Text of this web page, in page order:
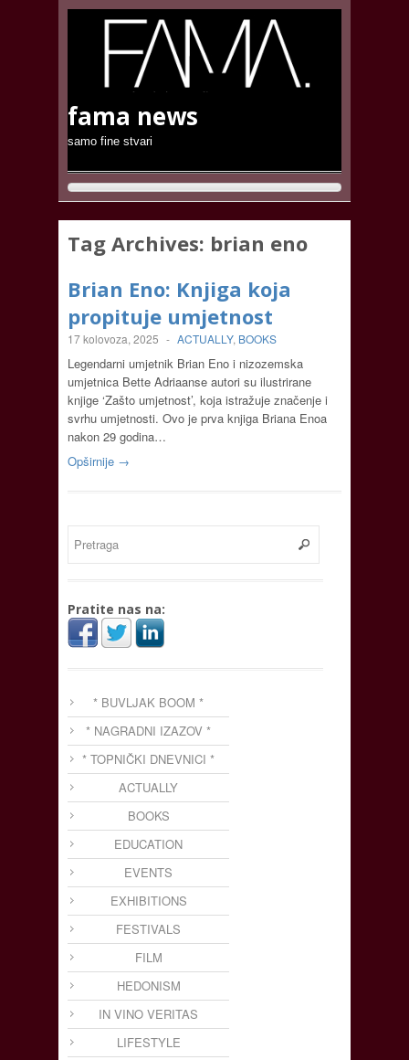
fama news
samo fine stvari
Tag Archives: brian eno
Brian Eno: Knjiga koja
propituje umjetnost
17 kolovoza, 2025 - ACTUALLY, BOOKS
Legendarni umjetnik Brian Eno i nizozemska
umjetnica Bette Adriaanse autori su ilustrirane
knjige ‘Zašto umjetnost’, koja istražuje značenje i
svrhu umjetnosti. Ovo je prva knjiga Briana Enoa
nakon 29 godina…
Opširnije →
Pratite nas na:
* BUVLJAK BOOM *
* NAGRADNI IZAZOV *
* TOPNIČKI DNEVNICI *
ACTUALLY
BOOKS
EDUCATION
EVENTS
EXHIBITIONS
FESTIVALS
FILM
HEDONISM
IN VINO VERITAS
LIFESTYLE